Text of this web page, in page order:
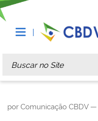
Busca
Busca Avançada…
por Comunicação CBDV —